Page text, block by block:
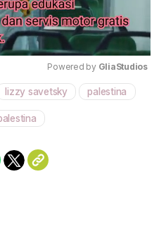
Mute
Powered by GliaStudios
lizzy savetsky palestina